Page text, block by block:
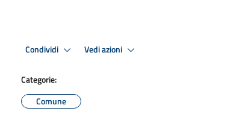
Condividi Vedi azioni
Categorie:
Comune